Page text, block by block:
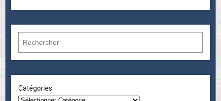
c
e
r
Catégories